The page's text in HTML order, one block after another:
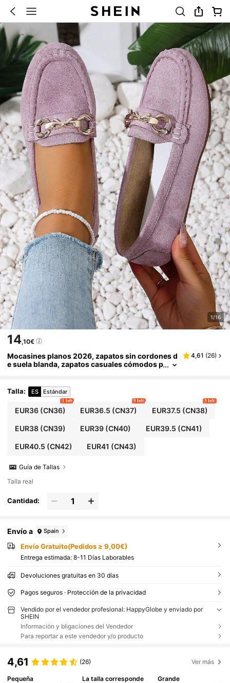
1/16
14,10€
Mocasines planos 2026, zapatos sin cordones d
e suela blanda, zapatos casuales cómodos p
4,61 (26)
Talla: ES Estándar
EUR36(CN36)
1 left
EUR36.5 (CN37)
9 left
EUR37.5 (CN38)
3 left
EUR38(CN39) EUR39 (CN40) EUR39.5 (CN41)
EUR40.5 (CN42) EUR41 (CN43)
Guía de Tallas
Talla real
Cantidad:
Envío a Spain
Envío Gratuito(Pedidos ≥ 9,00€)
Entrega estimada: 8-11 Días Laborables
Devoluciones gratuitas en 30 días
Pagos seguros · Protección de la privacidad
Vendido por el vendedor profesional: HappyGlobe y enviado por
SHEIN
Información y bligaciones del Vendedor
Para reportar a este vendedor y/o producto
4,61 (26) Ver más
Pequeña
La talla corresponde
Grande